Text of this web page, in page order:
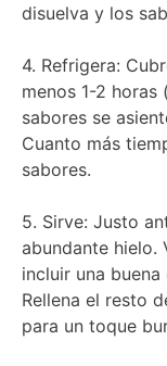
disuelva y los
4. Refrigera:
menos 1-2
sabores se
Cuanto más
sabores.
5. Sirve: Justo
abundante hielo.
incluir una
Rellena el resto
para un toque